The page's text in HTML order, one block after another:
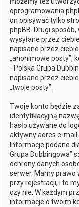
oprogramowania
on opisywać tylko
phpBB. Drugi
wysyłane przez
napisane przez
„anonimowe posty”,
- Polska Grupa
napisane przez
„twoje posty”.
Twoje konto będzie
identyfikacyjną
hasło używane do
aktywny adres e-mail
Informacje podane
Grupa Dubbingowa”
ochrony danych
serwer. Mamy
przy rejestracji, i to
czy nie. W każdym
informacje o twoim